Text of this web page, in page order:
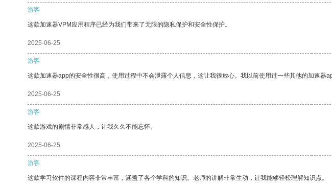
游客
这款加速器VPM应用程序已经为我们带来了无限的隐私保护和安全性保护。
2025-06-25
游客
这款加速器app的安全性很高，使用过程中不会泄露个人信息，这让我很放心。我以前使用过一些其他的加速器
2025-06-25
游客
这款游戏的剧情非常感人，让我久久不能忘怀。
2025-06-25
游客
这款学习软件的课程内容非常丰富，涵盖了各个学科的知识。老师的讲解非常生动，让我能够轻松理解知识点。